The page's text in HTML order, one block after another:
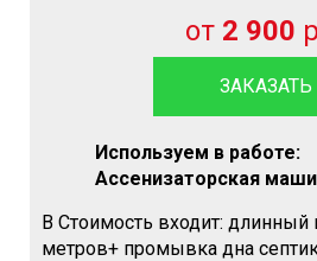
от 2 900
ЗАКАЗАТЬ
Используем в работе:
Ассенизаторская
В Стоимость входит: длинный
метров+ промывка дна